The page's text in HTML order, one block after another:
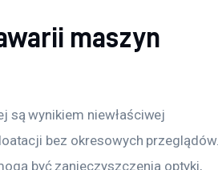
maszyn
są wynikiem niewłaściwej
bez okresowych przeglądów.
być zanieczyszczenia optyki,